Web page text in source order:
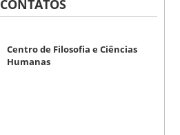
CONTATOS
Centro de Filosofia e Ciências
Humanas